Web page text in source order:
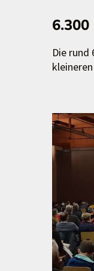
6.300
Die